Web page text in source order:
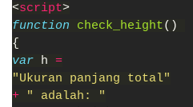
<script>
function check_height()
{
var
h =
"Ukuran panjang total"
+
" adalah: "